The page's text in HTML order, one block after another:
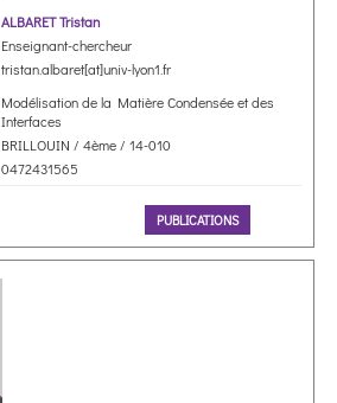
ALBARET Tristan
Enseignant-chercheur
tristan.albaret[at]univ-lyon1.fr
Modélisation de la Matière Condensée et des
Interfaces
BRILLOUIN / 4ème / 14-010
0472431565
PUBLICATIONS